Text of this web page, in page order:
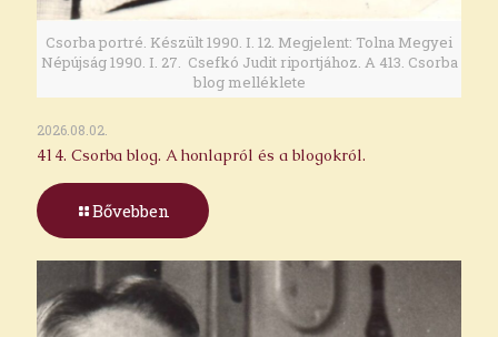
Csorba portré. Készült 1990. I. 12. Megjelent: Tolna Megyei
Népújság 1990. I. 27. Csefkó Judit riportjához. A 413. Csorba
blog melléklete
2026.08.02.
414. Csorba blog. A honlapról és a blogokról.
Bővebben